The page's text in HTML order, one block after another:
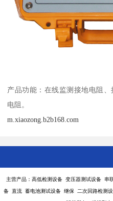
产品功能：在线监测接地电阻
电阻。
m.xiaozong.b2b168.com
主营产品：高低检测设备 变压器测试设备 串
备 直流 蓄电池测试设备 继保 二次回路检测